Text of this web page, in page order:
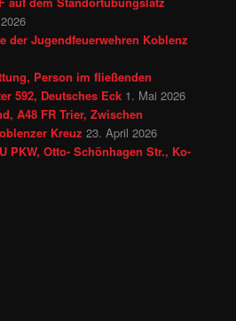
der Jugendfeuerwehren Koblenz
Person im fließenden
592, Deutsches Eck 1. Mai 2026
A48 FR Trier, Zwischen
Kreuz 23. April 2026
PKW, Otto- Schönhagen Str., Ko-